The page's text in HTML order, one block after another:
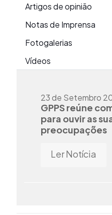
Artigos de opinião
Notas de Imprensa
Fotogalerias
Vídeos
23 de Setembro
GPPS reúne
para ouvir as
preocupações
Ler Notícia